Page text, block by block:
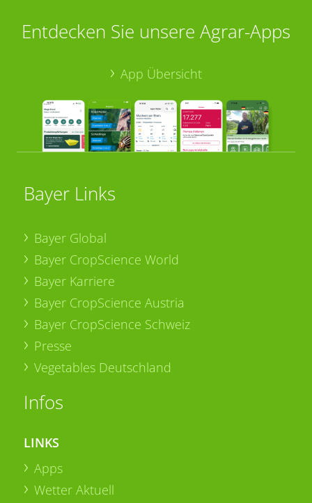
Entdecken Sie unsere Agrar-Apps
App Übersicht
Bayer Links
Bayer Global
Bayer CropScience World
Bayer Karriere
Bayer CropScience Austria
Bayer CropScience Schweiz
Presse
Vegetables Deutschland
Infos
LINKS
Apps
Wetter Aktuell